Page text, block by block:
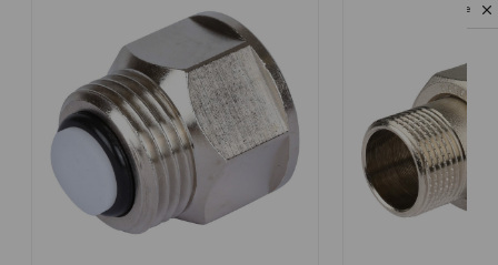
Privacy notice